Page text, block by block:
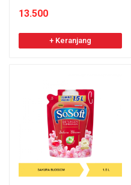
13.500
+ Keranjang